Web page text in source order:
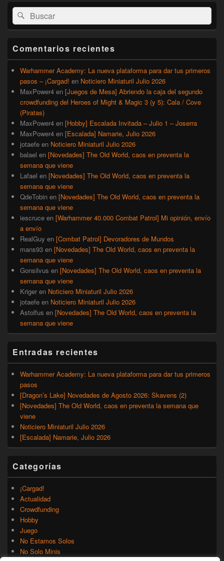
El
área
de
widget
lateral
primaria
Buscar
por:
Buscar
Comentarios recientes
Warhammer Academy: La nueva plataforma para dar tus primeros
pasos – ¡Cargad! en Noticiero Miniaturil Julio 2026
MaxPower4 en [Juegos de Mesa] Abriendo la caja del segundo
crowdfunding del Heroes of Might & Magic 3 (y 5): Cala / Cove
(Piratas)
MaxPower4 en [Hobby] Escalada Invitada – Julio 1 – Joserra
MaxPower4 en [Escalada] Namarie, Julio 2026
jotaefe en Noticiero Miniaturil Julio 2026
balael en [Novedades] The Old World, caos en preventa la
semana que viene
Lafael en [Novedades] The Old World, caos en preventa la
semana que viene
QdeTobin en [Novedades] The Old World, caos en preventa la
semana que viene
iescruce en [Warhammer 40.000 Combat Patrol] Mi opinión, envío
a envío
RealGuy en [Combat Patrol] Devoradores de Mundos
mans93 en [Novedades] The Old World, caos en preventa la
semana que viene
Gonsilvus en [Novedades] The Old World, caos en preventa la
semana que viene
Kriger en Noticiero Miniaturil Julio 2026
jotaefe en Noticiero Miniaturil Julio 2026
Astolfus en [Novedades] The Old World, caos en preventa la
semana que viene
Entradas recientes
Warhammer Academy: La nueva plataforma para dar tus primeros
pasos
[Dragon’s Lake] Novedades de Agosto 2026: Skavens (2)
[Novedades] The Old World, caos en preventa la semana que
viene
Noticiero Miniaturil Julio 2026
[Escalada] Namarie, Julio 2026
Categorías
¡Cargad!
Actualidad
Crowdfunding
Hobby
Juego
No Estamos Solos
No Solo Minis